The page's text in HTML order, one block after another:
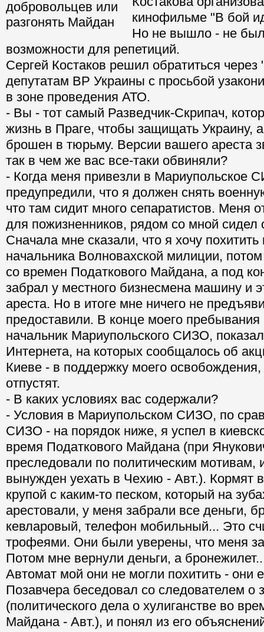
кинофильме "В бой
Но не вышло - не
возможности для репетиций.
Сергей Костаков решил обратиться через
депутатам ВР Украины с просьбой
в зоне проведения АТО.
- Вы - тот самый Разведчик-Скрипач,
жизнь в Праге, чтобы защищать Украину,
брошен в тюрьму. Версии вашего ареста
так в чем же вас все-таки обвиняли?
- Когда меня привезли в Мариупольское
предупредили, что я должен снять
что там сидит много сепаратистов. Меня
для пожизненников, рядом со мной сидел
Сначала мне сказали, что я хочу похитить
начальника Волновахской милиции,
со времен Податкового Майдана, а под
забрал у местного бизнесмена машину и
ареста. Но в итоге мне ничего не
предоставили. В конце моего
начальник Мариупольского СИЗО, показал
Интернета, на которых сообщалось об
Киеве - в поддержку моего освобождения,
отпустят.
- В каких условиях вас содержали?
- Условия в Мариупольском СИЗО, по
СИЗО - на порядок ниже, я успел в
время Податкового Майдана (при
преследовали по политическим мотивам,
вынужден уехать в Чехию - Авт.). Кормят
крупой с каким-то песком, который на
арестовали, у меня забрали все деньги,
кевларовый, телефон мобильный... Это
трофеями. Они были уверены, что меня
Потом мне вернули деньги, а
Автомат мой они не могли похитить - они
Позавчера беседовал со следователем о
(политического дела о хулиганстве во
Майдана - Авт.), и понял из его